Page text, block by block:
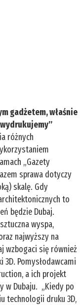
gadżetem, właśnie
różnych
„Gazety
sprawa dotyczy
skalę. Gdy
to
będzie Dubaj.
wyspa,
najwyższy na
wzbogaci się również
Pomysłodawcami
a ich projekt
w Dubaju. „Kiedy po
technologii druku 3D,